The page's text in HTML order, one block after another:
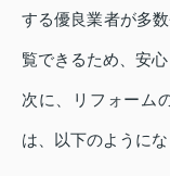
する優良業者が多
覧できるため、安
次に、リフォーム
は、以下のようにな